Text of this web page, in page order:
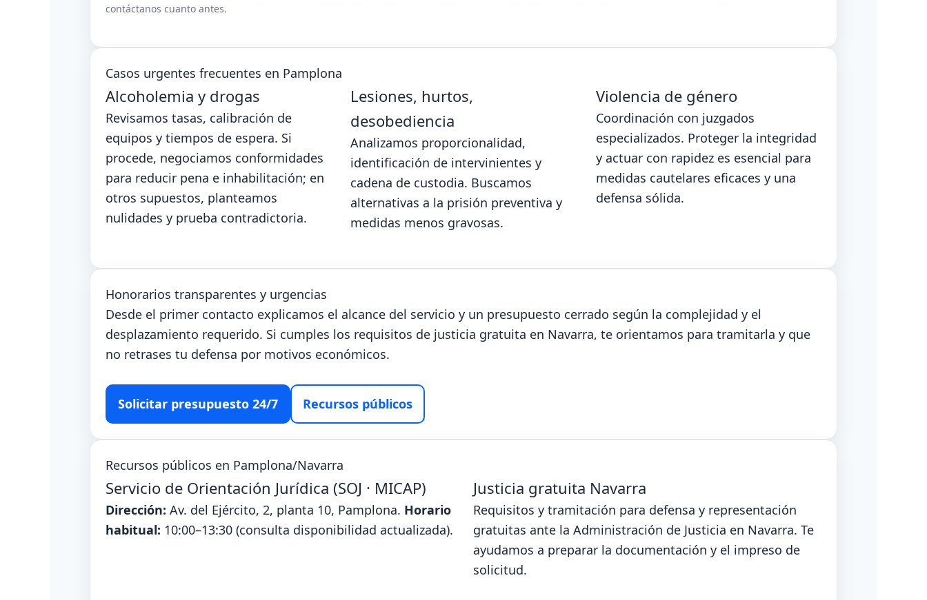
contáctanos cuanto antes.
Casos urgentes frecuentes en Pamplona
Alcoholemia y drogas
Revisamos tasas, calibración de
equipos y tiempos de espera. Si
procede, negociamos conformidades
para reducir pena e inhabilitación; en
otros supuestos, planteamos
nulidades y prueba contradictoria.
Lesiones, hurtos,
desobediencia
Analizamos proporcionalidad,
identificación de intervinientes y
cadena de custodia. Buscamos
alternativas a la prisión preventiva y
medidas menos gravosas.
Violencia de género
Coordinación con juzgados
especializados. Proteger la integridad
y actuar con rapidez es esencial para
medidas cautelares eficaces y una
defensa sólida.
Honorarios transparentes y urgencias
Desde el primer contacto explicamos el alcance del servicio y un presupuesto cerrado según la complejidad y el
desplazamiento requerido. Si cumples los requisitos de justicia gratuita en Navarra, te orientamos para tramitarla y que
no retrases tu defensa por motivos económicos.
Solicitar presupuesto 24/7 Recursos públicos
Recursos públicos en Pamplona/Navarra
Servicio de Orientación Jurídica (SOJ · MICAP)
Dirección: Av. del Ejército, 2, planta 10, Pamplona. Horario
habitual: 10:00–13:30 (consulta disponibilidad actualizada).
Justicia gratuita Navarra
Requisitos y tramitación para defensa y representación
gratuitas ante la Administración de Justicia en Navarra. Te
ayudamos a preparar la documentación y el impreso de
solicitud.